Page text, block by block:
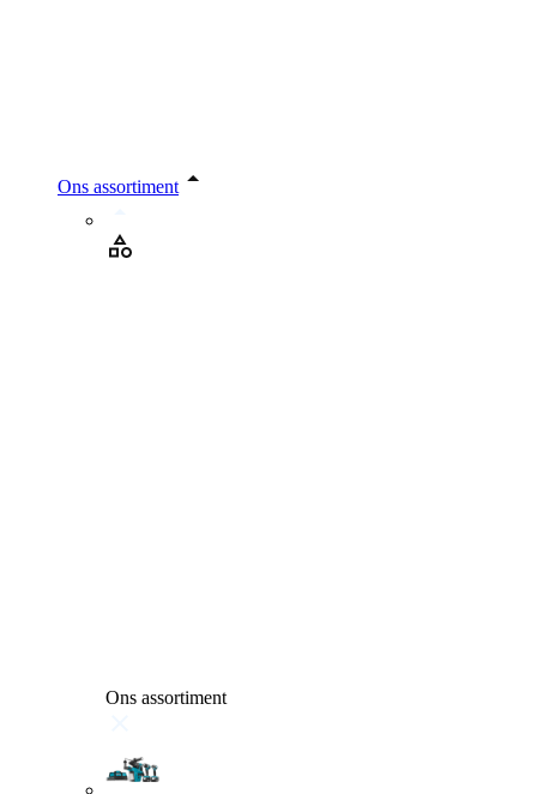
Ons assortiment
Ons assortiment